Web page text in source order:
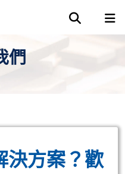
們
決方案？歡